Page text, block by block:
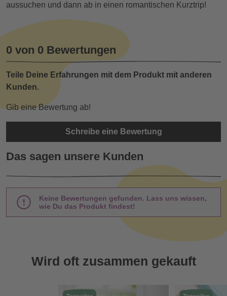
aussuchen und dann ab in einen romantischen Kurztrip!
0 von 0 Bewertungen
Teile Deine Erfahrungen mit dem Produkt mit anderen
Kunden.
Gib eine Bewertung ab!
Schreibe eine Bewertung
Das sagen unsere Kunden
Keine Bewertungen gefunden. Lass uns wissen,
wie Du das Produkt findest!
Wird oft zusammen gekauft